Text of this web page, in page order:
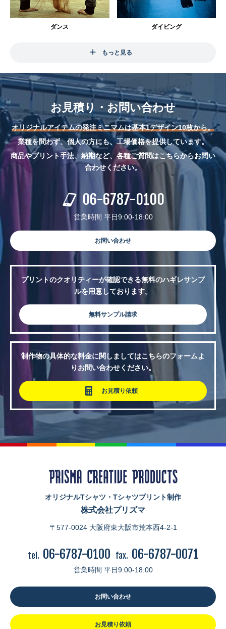
ダンス ダイビング
もっと見る
お見積り・お問い合わせ
オリジナルアイテムの発注ミニマムは基本1デザイン10枚から。
業種を問わず、個人の方にも、工場価格を提供しています。
商品やプリント手法、納期など、各種ご質問はこちらからお問い
合わせください。
06-6787-0100
営業時間 平日9:00-18:00
お問い合わせ
プリントのクオリティーが確認できる無料のハギレサンプ
ルを用意しております。
無料サンプル請求
制作物の具体的な料金に関しましてはこちらのフォームよ
りお問い合わせください。
お見積り依頼
オリジナルTシャツ・Tシャツプリント制作
株式会社プリズマ
〒577-0024 大阪府東大阪市荒本西4-2-1
tel. 06-6787-0100 fax. 06-6787-0071
営業時間 平日9:00-18:00
お問い合わせ
お見積り依頼